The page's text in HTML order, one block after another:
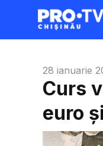
28 ianuarie
Curs
euro